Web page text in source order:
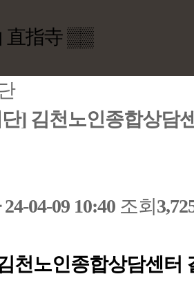
] 김천노인종합상담
24-04-09 10:40 조회
천노인종합상담센터